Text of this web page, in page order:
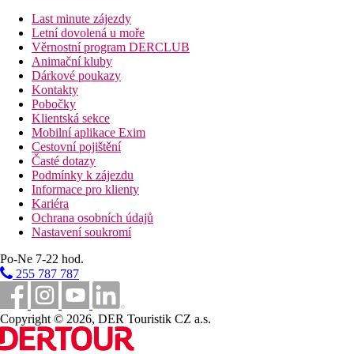
Privátním bazénem
mořskou vodou (cca 17 m2)
Junior suita, Deluxe, Výhled zaharada
místnost s obývací částí, výhled zahrada. Celkem cca 51
m2
Junior suita, Deluxe, Výhled na moře
místnost s obývací částí, výhled na moře. Celkem cca 51
m2
Rodinná suita, Deluxe, Výhledem na moře
moře, dvě oddělené místnosti dveřmi. Celkem cca 56 m2
Rodinná Suita, Superior Výhlede na moře:
moře, 2 oddělené místnosti, 2 koupelny, 2x TV. Celkem
cca 68 m2
Bungalov, Prestige, Výhled na moře:
Celkem cca 42 m2
Bungalov, Prestige, Výhled na moře, Privátní bazén:
42 m2
Junior suita, Bungalov, Prestige, Výhled na moře,
Privátní bazén:
privátní bazén (cca 20 m2). Celkem cca 53 m2
Rodinný pokoj, Bungalov, Prestige, Signature, Výhled
na moře, Privátní bazén:
místnosti, privátní bazén (cca 20 m2). Celkem cca 62 m2
Last minute zájezdy
Letní dovolená u moře
Věrnostní program DERCLUB
Animační kluby
Dárkové poukazy
Kontakty
Pobočky
Klientská sekce
Mobilní aplikace Exim
Cestovní pojištění
Časté dotazy
Podmínky k zájezdu
Informace pro klienty
Kariéra
Ochrana osobních údajů
Nastavení soukromí
Po-Ne 7-22 hod.
255 787 787
Copyright © 2026, DER Touristik CZ a.s.